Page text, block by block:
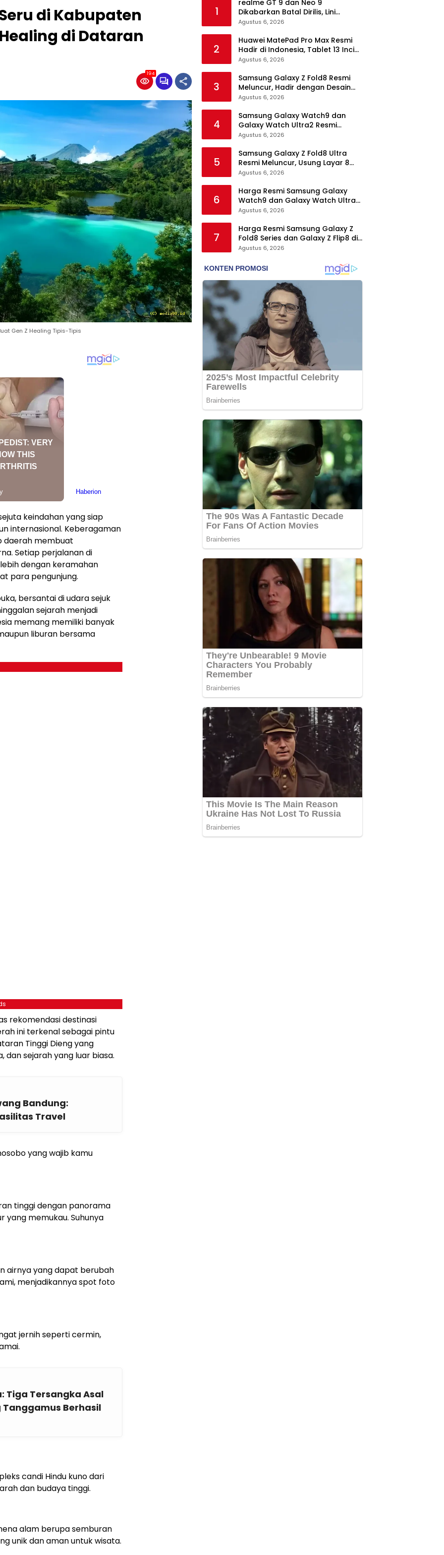
di Kabupaten
di Dataran
194
Gen Z Healing Tipis-Tipis
keindahan yang siap
internasional. Keberagaman
daerah membuat
Setiap perjalanan di
dengan keramahan
para pengunjung.
bersantai di udara sejuk
sejarah menjadi
memang memiliki banyak
liburan bersama
rekomendasi destinasi
ini terkenal sebagai pintu
Tinggi Dieng yang
dan sejarah yang luar biasa.
Bandung:
Travel
yang wajib kamu
tinggi dengan panorama
yang memukau. Suhunya
airnya yang dapat berubah
menjadikannya spot foto
jernih seperti cermin,
Tiga Tersangka Asal
Berhasil
candi Hindu kuno dari
dan budaya tinggi.
alam berupa semburan
unik dan aman untuk wisata.
1
realme GT 9 dan Neo 9
Dikabarkan Batal Dirilis, Lini
Flagship realme Terancam
Agustus 6, 2026
2
Huawei MatePad Pro Max Resmi
Hadir di Indonesia, Tablet 13 Inci
Tertipis dan Teringan
Agustus 6, 2026
3
Samsung Galaxy Z Fold8 Resmi
Meluncur, Hadir dengan Desain
Lebih Pendek dan Lebar
Agustus 6, 2026
4
Samsung Galaxy Watch9 dan
Galaxy Watch Ultra2 Resmi
Meluncur, Bawa AI, Snapdragon
Baru
Agustus 6, 2026
5
Samsung Galaxy Z Fold8 Ultra
Resmi Meluncur, Usung Layar 8
Inci, Kamera 200MP dan
Agustus 6, 2026
6
Harga Resmi Samsung Galaxy
Watch9 dan Galaxy Watch Ultra2
di Indonesia, Mulai Rp5,9 Jutaan
Agustus 6, 2026
7
Harga Resmi Samsung Galaxy Z
Fold8 Series dan Galaxy Z Flip8 di
Indonesia, Mulai Rp19 Jutaan
Agustus 6, 2026